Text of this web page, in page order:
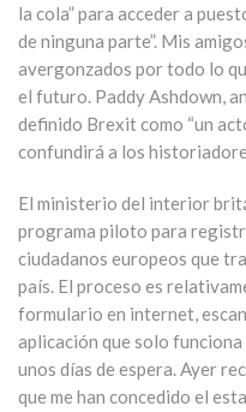
la cola” para acceder a
de ninguna parte”. Mis
avergonzados por todo lo
el futuro. Paddy Ashdown,
definido Brexit como “un
confundirá a los
El ministerio del interior
programa piloto para
ciudadanos europeos que
país. El proceso es
formulario en internet,
aplicación que solo
unos días de espera. Ayer
que me han concedido el